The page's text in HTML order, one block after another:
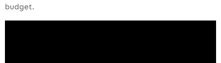
budget.